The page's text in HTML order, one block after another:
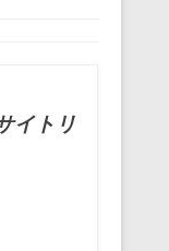
イトリ